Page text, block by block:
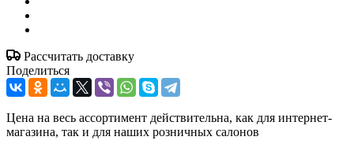
Рассчитать доставку
Поделиться
Цена на весь ассортимент действительна, как для интернет-
магазина, так и для наших розничных салонов